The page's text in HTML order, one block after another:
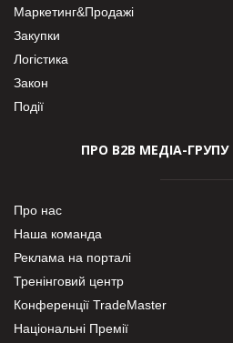
Маркетинг&Продажі
Закупки
Логістика
Закон
Події
ПРО В2В МЕДІА-ГРУПУ
Про нас
Наша команда
Реклама на порталі
Тренінговий центр
Конференції TradeMaster
Національні Премії